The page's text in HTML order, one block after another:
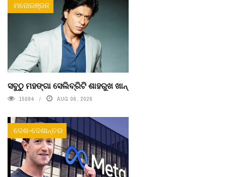
ମନୋରଞ୍ଜନ
ସବୁଠୁ ମହଙ୍ଗା ସେଲିବ୍ରିଟି ଶାହରୁଖ ଖାନ୍
15084 AUG 06, 2026
ଦେଶ-ଦେଶାନ୍ତର